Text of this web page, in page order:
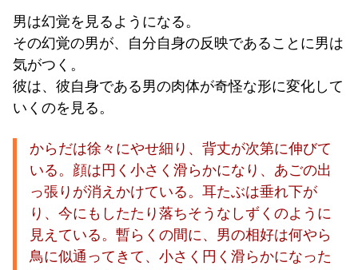
男は幻覚を見るようになる。
その幻覚の男が、自分自身の反映であることに男は
気がつく。
彼は、彼自身である男の肉体が奇怪な形に変化して
いくのを見る。
からだは徐々にやせ細り、背丈が次第に伸びて
いる。顔は円く小さく滑らかになり、あごの出
っ張りが消えかけている。耳たぶは垂れ下が
り、今にもしたたり落ちそうなしずくのように
見えている。暫らくの間に、男の相好は何やら
鳥に似通ってきて、小さく円く滑らかになった